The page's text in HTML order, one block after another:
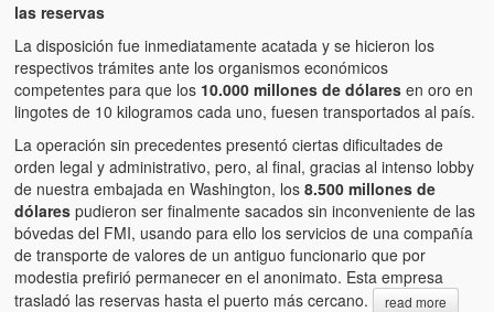
las reservas
La disposición fue inmediatamente acatada y se hicieron los
respectivos trámites ante los organismos económicos
competentes para que los 10.000 millones de dólares en oro en
lingotes de 10 kilogramos cada uno, fuesen transportados al país.
La operación sin precedentes presentó ciertas dificultades de
orden legal y administrativo, pero, al final, gracias al intenso lobby
de nuestra embajada en Washington, los8.500 millones de
dólares pudieron ser finalmente sacados sin inconveniente de las
bóvedas del FMI, usando para ello los servicios de una compañía
de transporte de valores de un antiguo funcionario que por
modestia prefirió permanecer en el anonimato. Esta empresa
trasladó las reservas hasta el puerto más cercano.
read more